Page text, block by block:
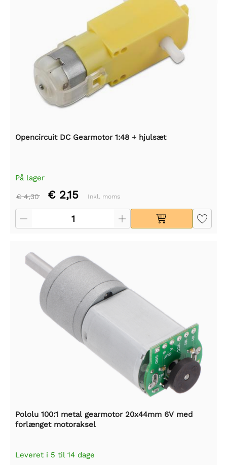
Opencircuit DC Gearmotor 1:48 + hjulsæt
På lager
€ 4,30 € 2,15 Inkl. moms
Pololu 100:1 metal gearmotor 20x44mm 6V med
forlænget motoraksel
Leveret i 5 til 14 dage